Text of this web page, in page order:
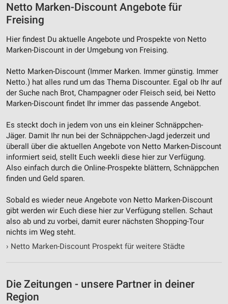
Netto Marken-Discount Angebote für
Freising
Hier findest Du aktuelle Angebote und Prospekte von Netto
Marken-Discount in der Umgebung von Freising.
Netto Marken-Discount (Immer Marken. Immer günstig. Immer
Netto.) hat alles rund um das Thema Discounter. Egal ob Ihr auf
der Suche nach Brot, Champagner oder Fleisch seid, bei Netto
Marken-Discount findet Ihr immer das passende Angebot.
Es steckt doch in jedem von uns ein kleiner Schnäppchen-
Jäger. Damit Ihr nun bei der Schnäppchen-Jagd jederzeit und
überall über die aktuellen Angebote von Netto Marken-Discount
informiert seid, stellt Euch weekli diese hier zur Verfügung.
Also einfach durch die Online-Prospekte blättern, Schnäppchen
finden und Geld sparen.
Sobald es wieder neue Angebote von Netto Marken-Discount
gibt werden wir Euch diese hier zur Verfügung stellen. Schaut
also ab und zu vorbei, damit eurer nächsten Shopping-Tour
nichts im Weg steht.
› Netto Marken-Discount Prospekt für weitere Städte
Die Zeitungen - unsere Partner in deiner
Region